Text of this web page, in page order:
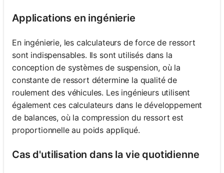
Applications en ingénierie
En ingénierie, les calculateurs de force de ressort
sont indispensables. Ils sont utilisés dans la
conception de systèmes de suspension, où la
constante de ressort détermine la qualité de
roulement des véhicules. Les ingénieurs utilisent
également ces calculateurs dans le développement
de balances, où la compression du ressort est
proportionnelle au poids appliqué.
Cas d'utilisation dans la vie quotidienne